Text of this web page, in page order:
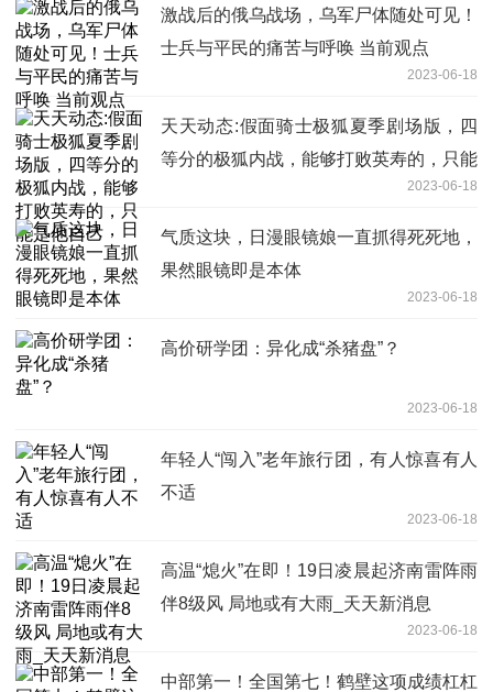
激战后的俄乌战场，乌军尸体随处可见！
士兵与平民的痛苦与呼唤 当前观点
2023-06-18
天天动态:假面骑士极狐夏季剧场版，四
等分的极狐内战，能够打败英寿的，只能
2023-06-18
气质这块，日漫眼镜娘一直抓得死死地，
果然眼镜即是本体
2023-06-18
高价研学团：异化成“杀猪盘”？
2023-06-18
年轻人“闯入”老年旅行团，有人惊喜有人
不适
2023-06-18
高温“熄火”在即！19日凌晨起济南雷阵雨
伴8级风 局地或有大雨_天天新消息
2023-06-18
中部第一！全国第七！鹤壁这项成绩杠杠